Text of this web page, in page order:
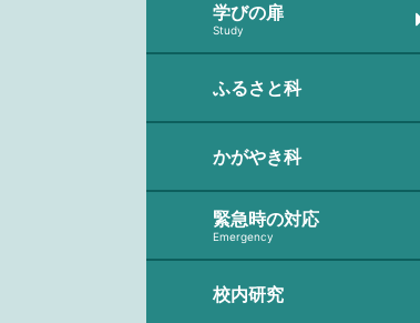
学びの扉
Study
ふるさと科
かがやき科
緊急時の対応
Emergency
校内研究